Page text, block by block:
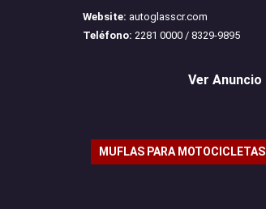
Website: autoglasscr.com
Teléfono: 2281 0000 / 8329-9895
Ver Anuncio
MUFLAS PARA MOTOCICLETAS